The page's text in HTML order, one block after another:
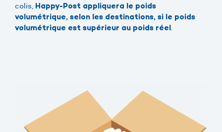
colis, Happy-Post appliquera le poids
volumétrique, selon les destinations, si le poids
volumétrique est supérieur au poids réel